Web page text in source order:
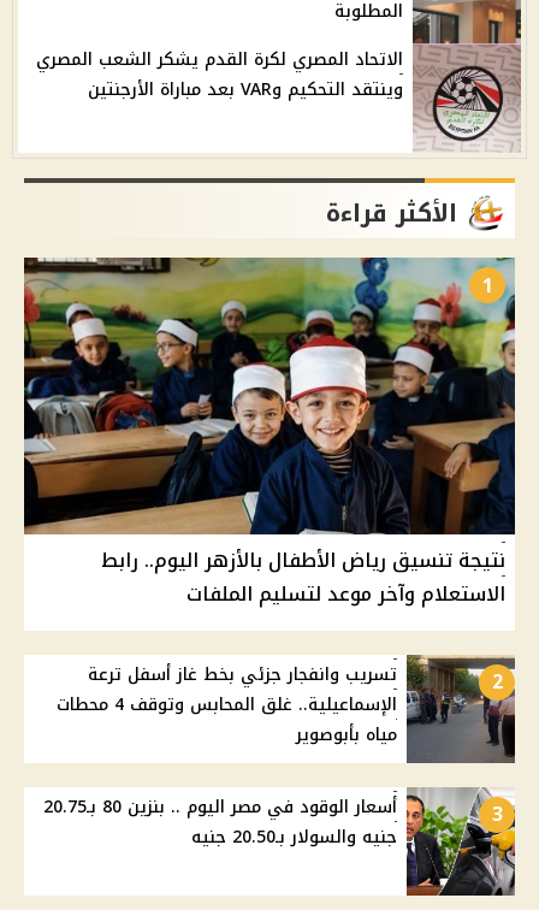
المطلوبة
الاتحاد المصري لكرة القدم يشكر الشعب المصري
وينتقد التحكيم وVAR بعد مباراة الأرجنتين
الأكثر قراءة
1
نتيجة تنسيق رياض الأطفال بالأزهر اليوم.. رابط
الاستعلام وآخر موعد لتسليم الملفات
2
تسريب وانفجار جزئي بخط غاز أسفل ترعة
الإسماعيلية.. غلق المحابس وتوقف 4 محطات
مياه بأبوصوير
3
أسعار الوقود في مصر اليوم .. بنزين 80 بـ20.75
جنيه والسولار بـ20.50 جنيه